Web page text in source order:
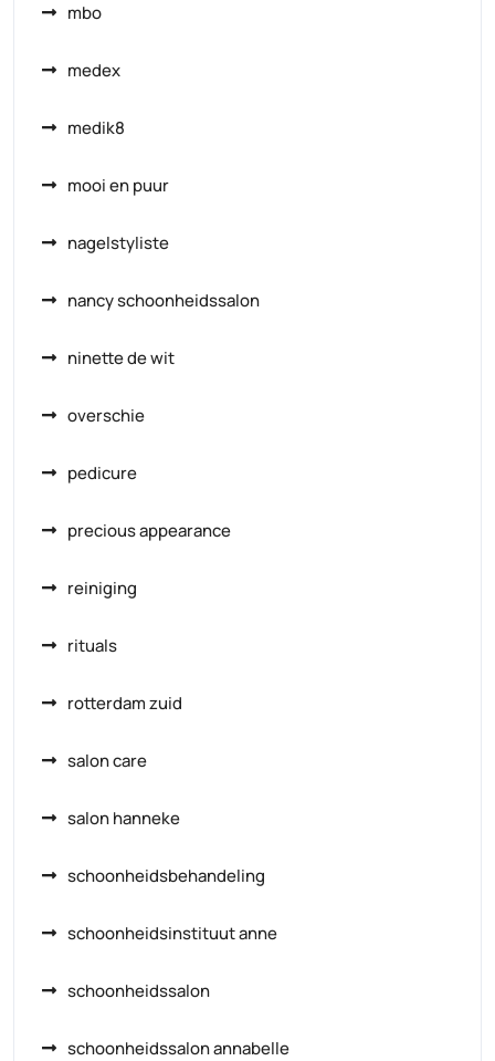
mbo
medex
medik8
mooi en puur
nagelstyliste
nancy schoonheidssalon
ninette de wit
overschie
pedicure
precious appearance
reiniging
rituals
rotterdam zuid
salon care
salon hanneke
schoonheidsbehandeling
schoonheidsinstituut anne
schoonheidssalon
schoonheidssalon annabelle